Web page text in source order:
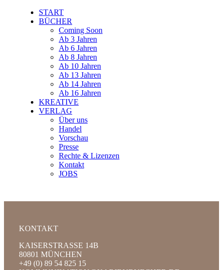
START
BÜCHER
Coming Soon
Ab 3 Jahren
Ab 6 Jahren
Ab 8 Jahren
Ab 10 Jahren
Ab 13 Jahren
Ab 14 Jahren
Ab 16 Jahren
KREATIVE
VERLAG
Über uns
Handel
Vorschau
Presse
Rechte & Lizenzen
Kontakt
JOBS
KONTAKT
KAISERSTRASSE 14B
80801 MÜNCHEN
+49 (0) 89 54 825 15